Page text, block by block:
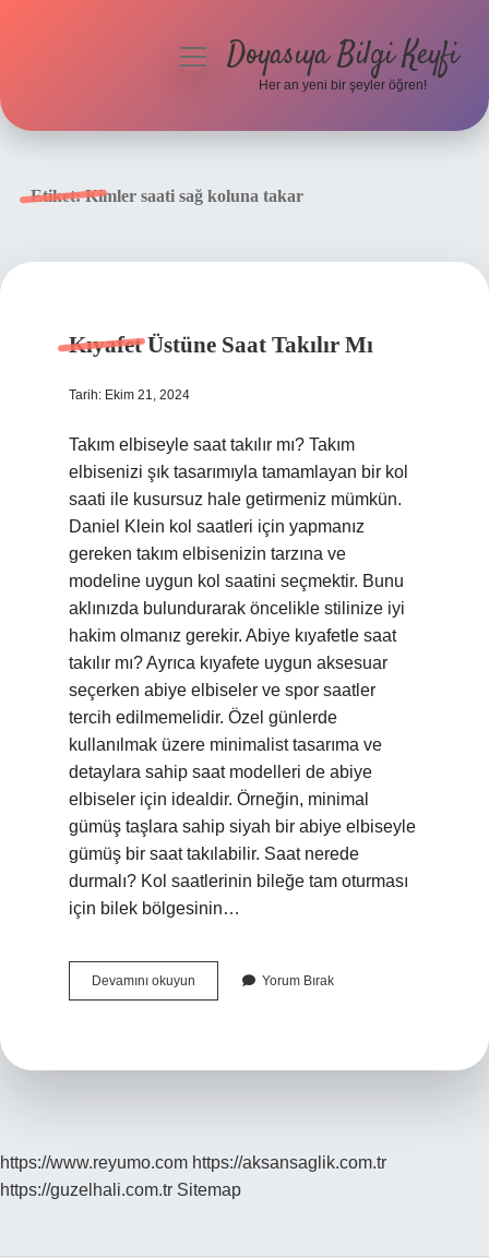
menüyüDoyasıya Bilgi Keyfi
Her an yeni bir şeyler öğren!
Etiket:Kimler saati sağ koluna takar
Kıyafet Üstüne Saat Takılır Mı
Tarih: Ekim 21, 2024
Takım elbiseyle saat takılır mı? Takım
elbisenizi şık tasarımıyla tamamlayan bir kol
saati ile kusursuz hale getirmeniz mümkün.
Daniel Klein kol saatleri için yapmanız
gereken takım elbisenizin tarzına ve
modeline uygun kol saatini seçmektir. Bunu
aklınızda bulundurarak öncelikle stilinize iyi
hakim olmanız gerekir. Abiye kıyafetle saat
takılır mı? Ayrıca kıyafete uygun aksesuar
seçerken abiye elbiseler ve spor saatler
tercih edilmemelidir. Özel günlerde
kullanılmak üzere minimalist tasarıma ve
detaylara sahip saat modelleri de abiye
elbiseler için idealdir. Örneğin, minimal
gümüş taşlara sahip siyah bir abiye elbiseyle
gümüş bir saat takılabilir. Saat nerede
durmalı? Kol saatlerinin bileğe tam oturması
için bilek bölgesinin…
Devamını okuyun
Üstüne
Yorum Bırak
https://www.reyumo.com https://aksansaglik.com.tr
https://guzelhali.com.tr Sitemap